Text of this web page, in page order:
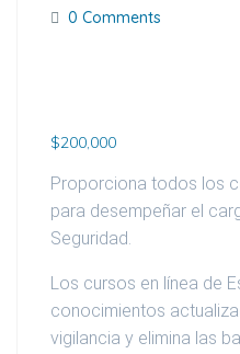
0 Comments
$200,000
Proporciona todos los
para desempeñar el
Seguridad.
Los cursos en línea de
conocimientos
vigilancia y elimina las